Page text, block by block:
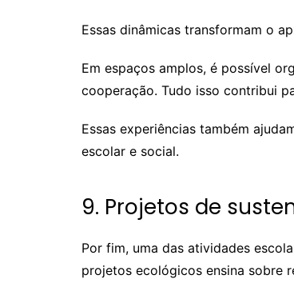
Essas dinâmicas transformam o
Em espaços amplos, é possível
cooperação. Tudo isso contribui
Essas experiências também
escolar e social.
9. Projetos de
Por fim, uma das atividades
projetos ecológicos ensina sobre